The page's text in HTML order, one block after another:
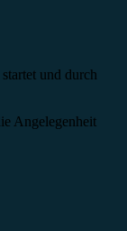
und durch
Angelegenheit